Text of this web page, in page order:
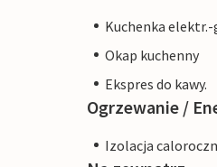
Kuchenka
Okap kuchenny
Ekspres do kawy.
Ogrzewanie /
Izolacja